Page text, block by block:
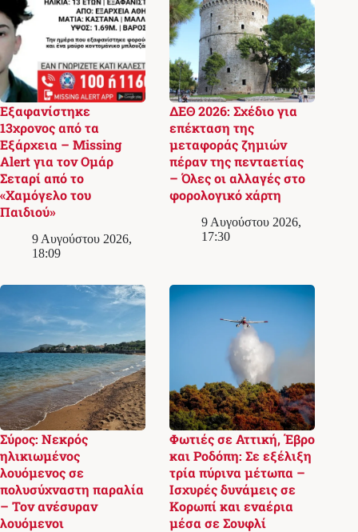
Εξαφανίστηκε
13χρονος από τα
Εξάρχεια – Missing
Alert για τον Ομάρ
Σεταρί από το
«Χαμόγελο του
Παιδιού»
9 Αυγούστου 2026,
18:09
ΔΕΘ 2026: Σχέδιο για
επέκταση της
μεταφοράς ζημιών
πέραν της πενταετίας
– Όλες οι αλλαγές στο
φορολογικό χάρτη
9 Αυγούστου 2026,
17:30
Σύρος: Νεκρός
ηλικιωμένος
λουόμενος σε
πολυσύχναστη παραλία
– Τον ανέσυραν
λουόμενοι
Φωτιές σε Αττική, Έβρο
και Ροδόπη: Σε εξέλιξη
τρία πύρινα μέτωπα –
Ισχυρές δυνάμεις σε
Κορωπί και εναέρια
μέσα σε Σουφλί